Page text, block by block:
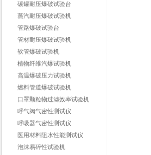
碳罐耐压爆破试验台
蒸汽耐压爆破试验机
管路爆破试验台
管材耐压爆破试验机
软管爆破试验机
植物纤维汽爆试验机
高温爆破压力试验机
燃料管道爆破试验机
口罩颗粒物过滤效率试验机
呼气阀气密性测试仪
呼吸器气密性测试仪
医用材料阻水性能测试仪
泡沫易碎性试验机